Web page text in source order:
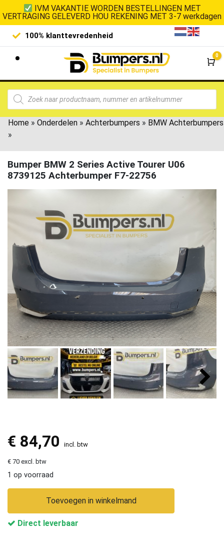
IVM VAKANTIE WORDEN BESTELLINGEN MET
VERTRAGING GELEVERD HOU REKENING MET 3-7 werkdagen
100% klanttevredenheid
0
Home » Onderdelen » Achterbumpers » BMW Achterbumpers
»
Bumper BMW 2 Series Active Tourer U06
8739125 Achterbumper F7-22756
€ 84,70 incl. btw
€ 70 excl. btw
1 op voorraad
Toevoegen in winkelmand
Direct leverbaar